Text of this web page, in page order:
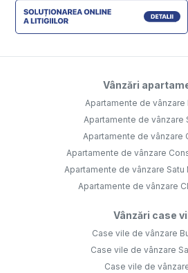
Vânzări
Apartamente de vânzare
Apartamente de vânzare
Apartamente de vânzare
Apartamente de vânzare
Apartamente de vânzare Satu
Apartamente de vânzare
Vânzări case
Case vile de vânzare
Case vile de vânzare
Case vile de